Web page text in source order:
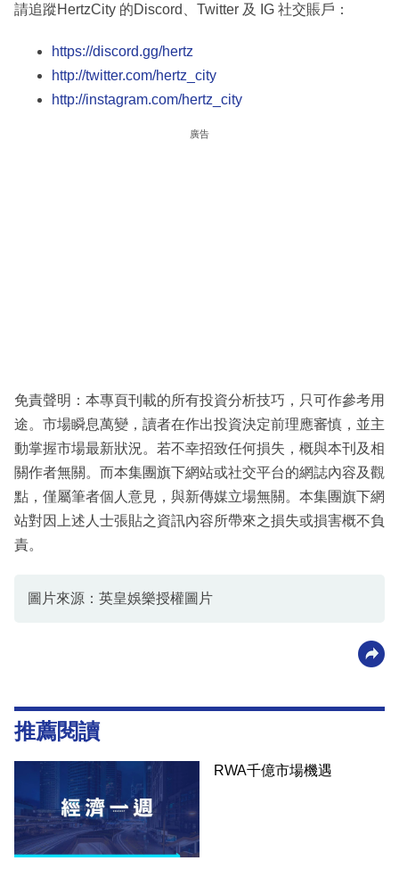
請追蹤HertzCity 的Discord、Twitter 及 IG 社交賬戶：
https://discord.gg/hertz
http://twitter.com/hertz_city
http://instagram.com/hertz_city
廣告
免責聲明：本專頁刊載的所有投資分析技巧，只可作參考用
途。市場瞬息萬變，讀者在作出投資決定前理應審慎，並主
動掌握市場最新狀況。若不幸招致任何損失，概與本刊及相
關作者無關。而本集團旗下網站或社交平台的網誌內容及觀
點，僅屬筆者個人意見，與新傳媒立場無關。本集團旗下網
站對因上述人士張貼之資訊內容所帶來之損失或損害概不負
責。
圖片來源：英皇娛樂授權圖片
推薦閱讀
RWA千億市場機遇